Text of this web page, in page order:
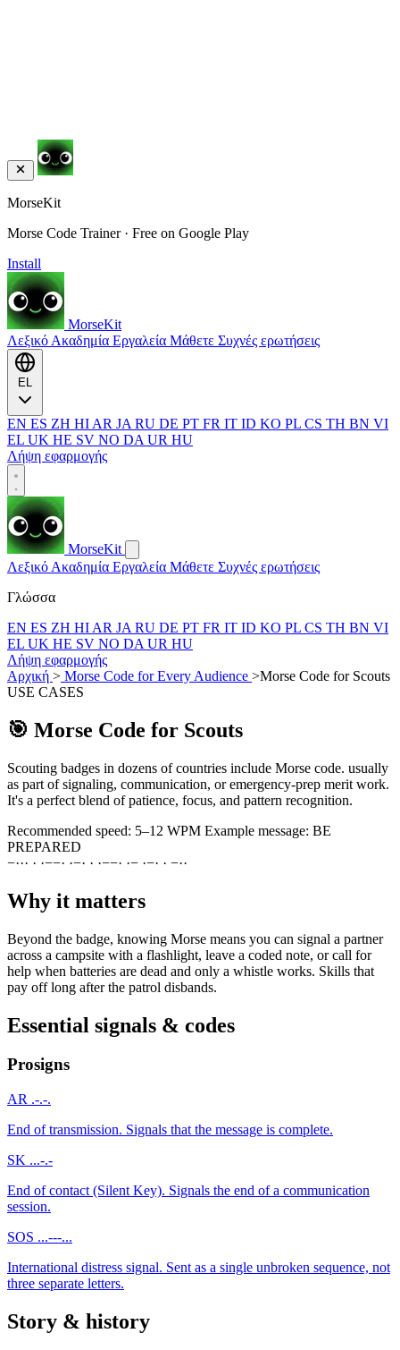
MorseKit
Morse Code Trainer · Free on Google Play
Install
MorseKit
Λεξικό Ακαδημία Εργαλεία Μάθετε Συχνές ερωτήσεις
EN ES ZH HI AR JA RU DE PT FR IT ID KO PL CS TH BN VI
EL UK HE SV NO DA UR HU
Λήψη εφαρμογής
MorseKit
Λεξικό Ακαδημία Εργαλεία Μάθετε Συχνές ερωτήσεις
Γλώσσα
EN ES ZH HI AR JA RU DE PT FR IT ID KO PL CS TH BN VI
EL UK HE SV NO DA UR HU
Λήψη εφαρμογής
Αρχική > Morse Code for Every Audience >Morse Code for Scouts
USE CASES
🎯 Morse Code for Scouts
Scouting badges in dozens of countries include Morse code. usually
as part of signaling, communication, or emergency-prep merit work.
It's a perfect blend of patience, focus, and pattern recognition.
Recommended speed: 5–12 WPM Example message: BE
PREPARED
−··· · ·−−· ·−· · ·−−· ·− ·−· · −··
Why it matters
Beyond the badge, knowing Morse means you can signal a partner
across a campsite with a flashlight, leave a coded note, or call for
help when batteries are dead and only a whistle works. Skills that
pay off long after the patrol disbands.
Essential signals & codes
Prosigns
AR .-.-.
End of transmission. Signals that the message is complete.
SK ...-.-
End of contact (Silent Key). Signals the end of a communication
session.
SOS ...---...
International distress signal. Sent as a single unbroken sequence, not
three separate letters.
Story & history